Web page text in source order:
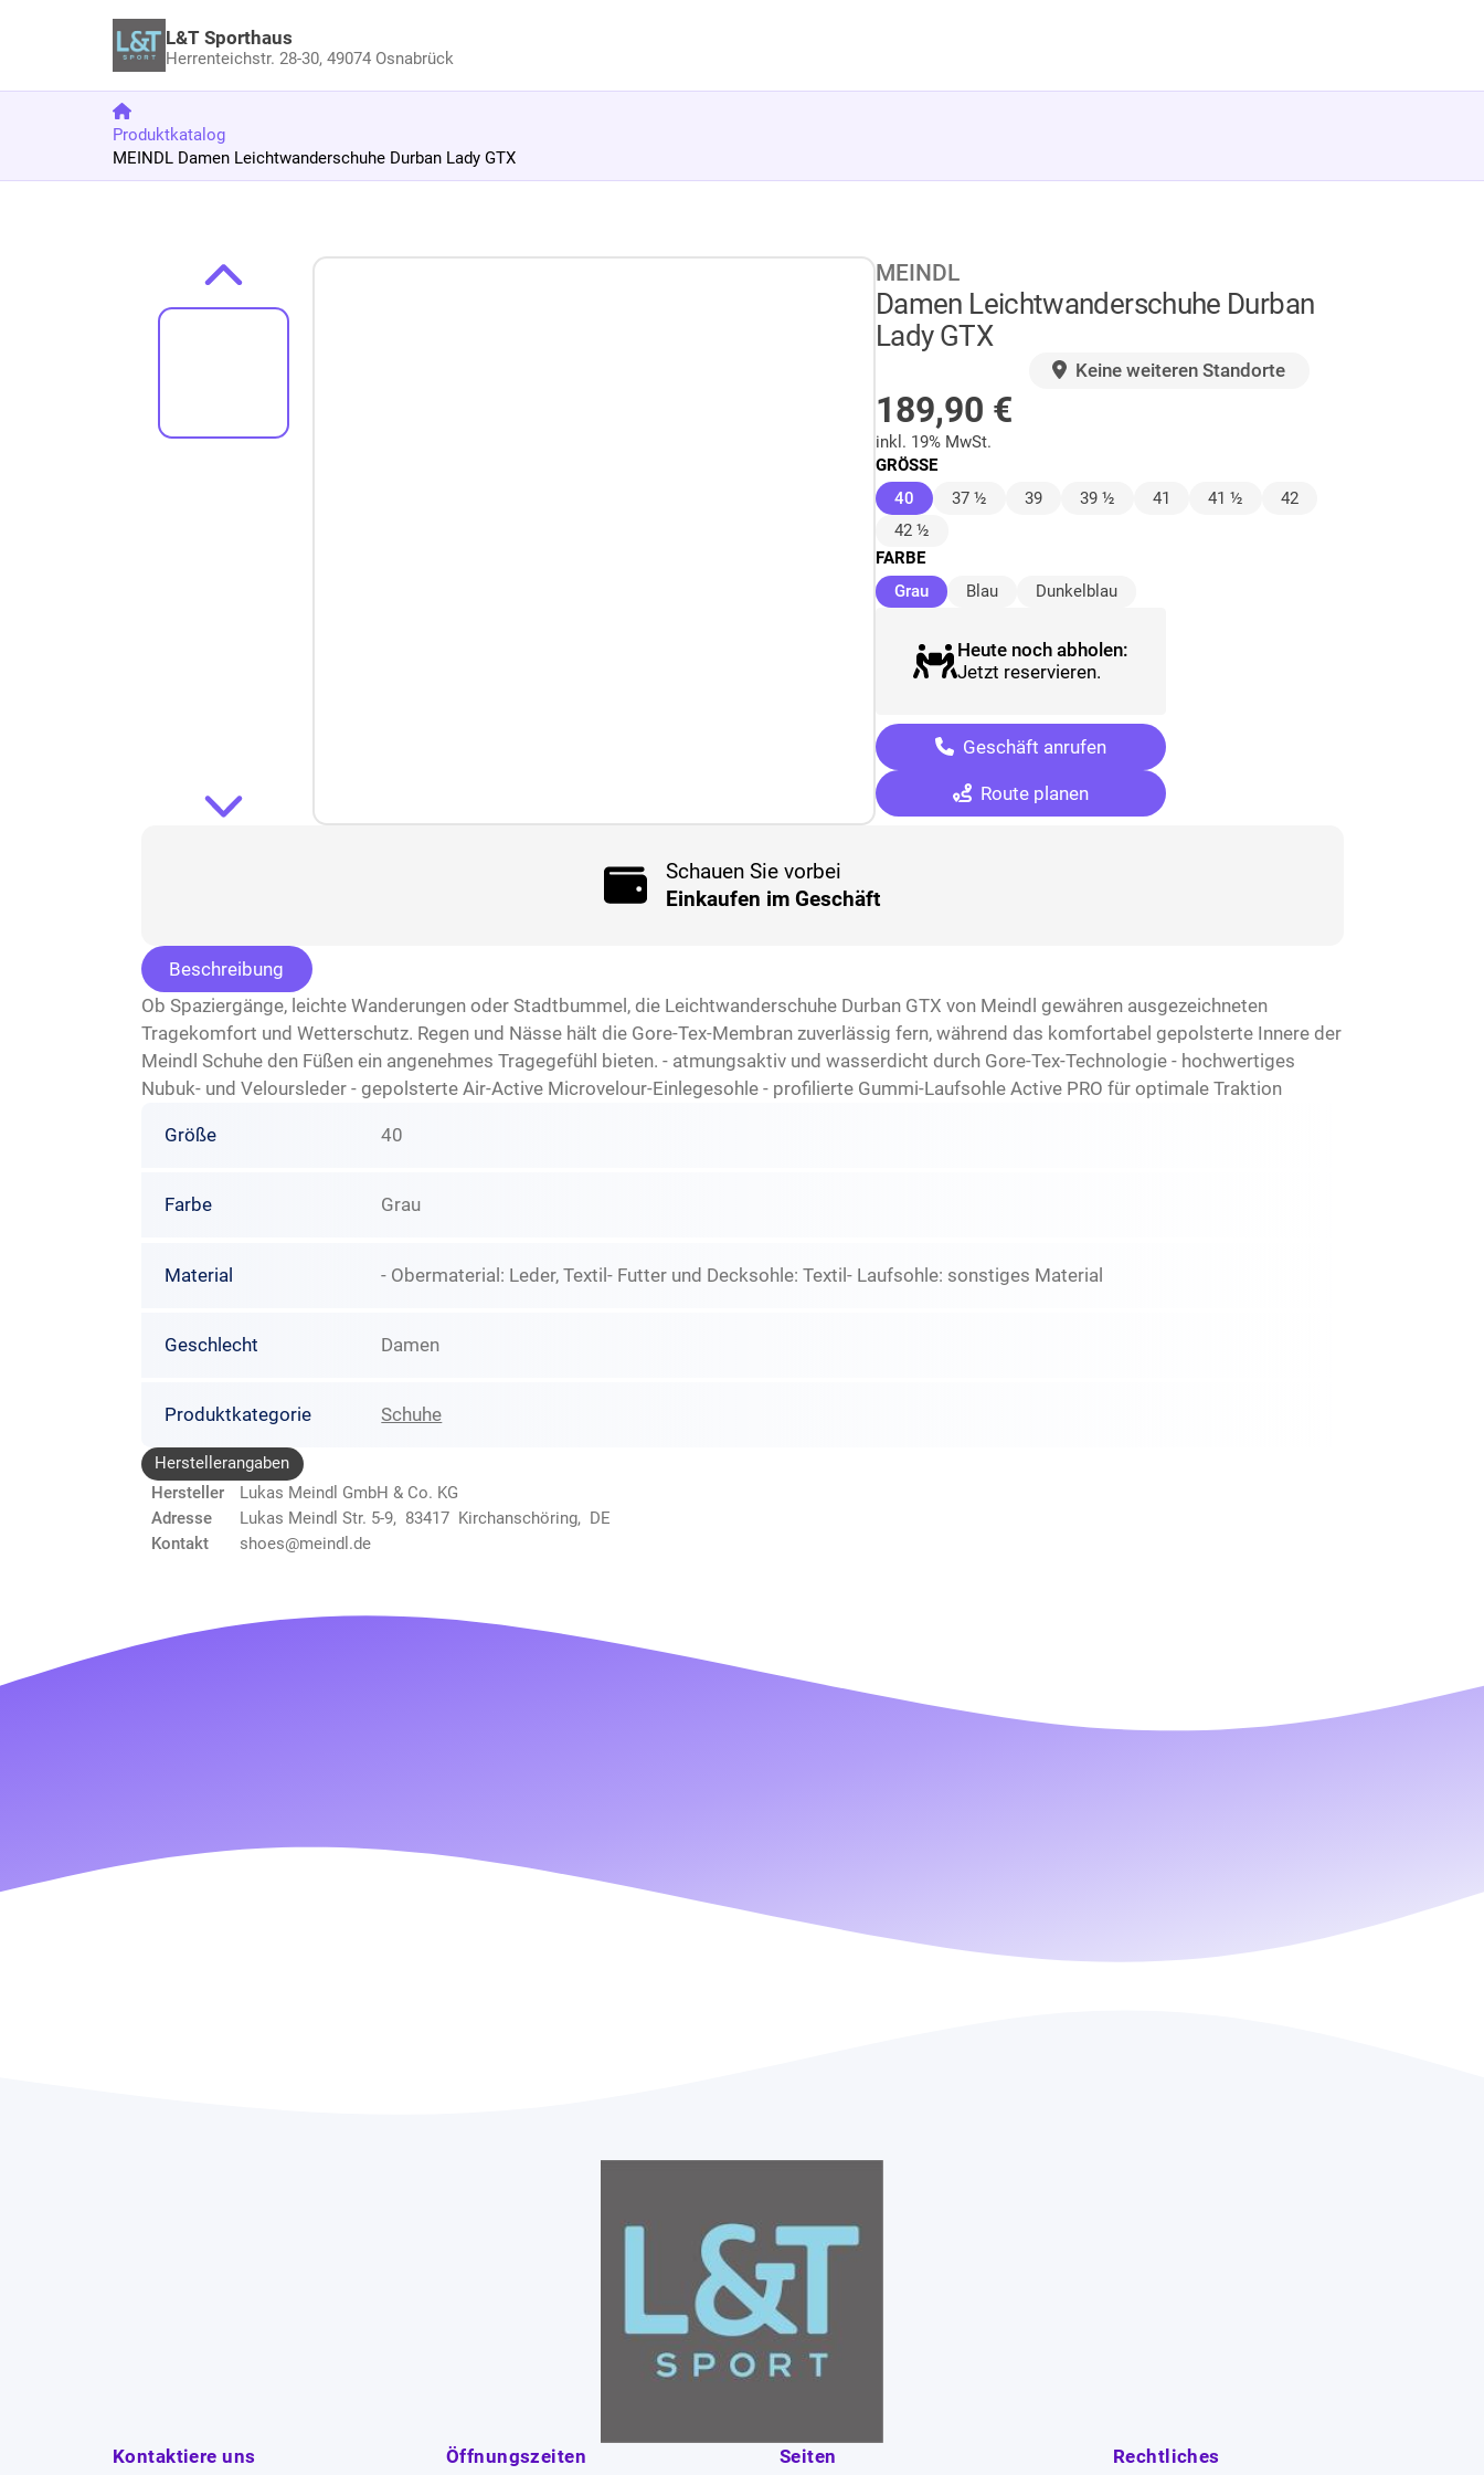
L&T Sporthaus
Herrenteichstr. 28-30,49074 Osnabrück
Produktkatalog
MEINDL Damen Leichtwanderschuhe Durban Lady GTX
Zur Produktbeschreibung springen MEINDL
Damen Leichtwanderschuhe Durban
Lady GTX
Keine weiteren Standorte
189,90 €
inkl. 19% MwSt.
GRÖSSE
40 (ausgewählt)
37 ½ 39 39 ½ 41 41 ½
42
42 ½
FARBE
Grau(ausgewählt)
Blau Dunkelblau
Heute noch abholen:
Jetzt reservieren.
Geschäft anrufen
Route planen
Schauen Sie vorbei
Einkaufen im Geschäft
Beschreibung
Ob Spaziergänge, leichte Wanderungen oder Stadtbummel, die Leichtwanderschuhe Durban GTX von Meindl gewähren ausgezeichneten
Tragekomfort und Wetterschutz. Regen und Nässe hält die Gore-Tex-Membran zuverlässig fern, während das komfortabel gepolsterte Innere der
Meindl Schuhe den Füßen ein angenehmes Tragegefühl bieten. - atmungsaktiv und wasserdicht durch Gore-Tex-Technologie - hochwertiges
Nubuk- und Veloursleder - gepolsterte Air-Active Microvelour-Einlegesohle - profilierte Gummi-Laufsohle Active PRO für optimale Traktion
Größe 40
Farbe Grau
Material - Obermaterial: Leder, Textil- Futter und Decksohle: Textil- Laufsohle: sonstiges Material
Geschlecht Damen
Produktkategorie Schuhe
Herstellerangaben
Hersteller
Lukas Meindl GmbH & Co. KG
Adresse
Lukas Meindl Str. 5-9, 83417 Kirchanschöring, DE
Kontakt
shoes@meindl.de
Kontaktiere uns Öffnungszeiten Seiten Rechtliches